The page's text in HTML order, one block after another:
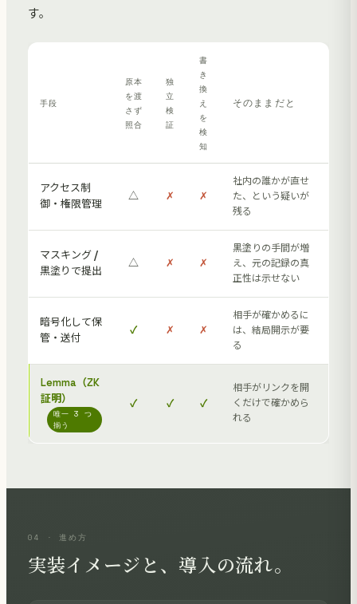
す。
手段
原本
を渡
さず
照合
独
立
検
証
書
き
換
え
を
検
知
そのままだと
アクセス制
御・権限管理
△ ✗ ✗
社内の誰かが直せ
た、という疑いが
残る
マスキング /
黒塗りで提出
△ ✗ ✗
黒塗りの手間が増
え、元の記録の真
正性は示せない
暗号化して保
管・送付
✓ ✗ ✗
相手が確かめるに
は、結局開示が要
る
Lemma（ZK
証明）
唯一 3 つ
揃う
✓ ✓ ✓
相手がリンクを開
くだけで確かめら
れる
04 · 進め方
実装イメージと、導入の流れ。